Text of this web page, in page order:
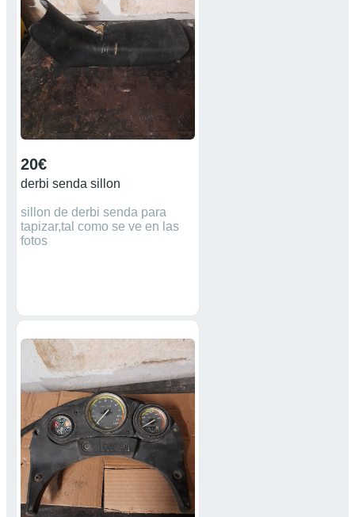
20€
derbi senda sillon
sillon de derbi senda para
tapizar,tal como se ve en las
fotos